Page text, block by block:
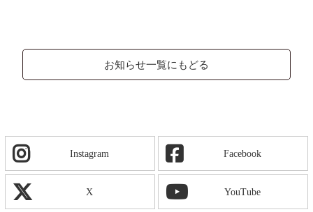
お知らせ一覧にもどる
Instagram Facebook
X YouTube